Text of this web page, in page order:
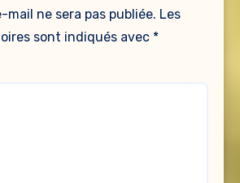
mail ne sera pas publiée. Les
sont indiqués avec *